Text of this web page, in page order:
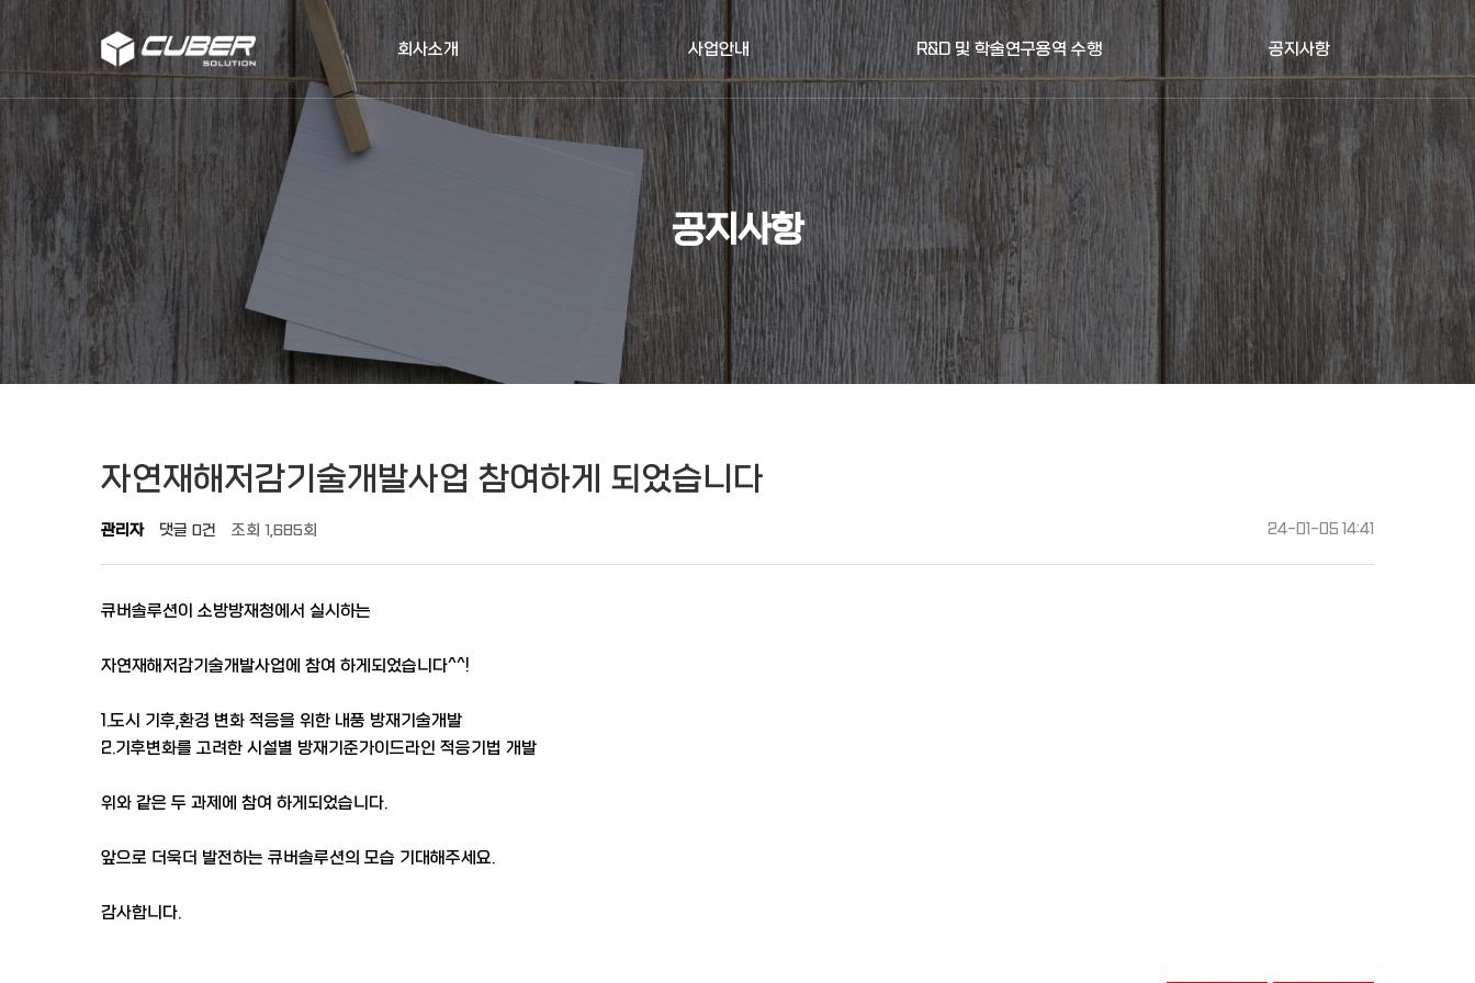
회사소개 사업안내 R&D 및 학술연구용역 수행 공지사항
공지사항
자연재해저감기술개발사업 참여하게 되었습니다
관리자 댓글 0건 조회 1,685회 24-01-05 14:41
큐버솔루션이 소방방재청에서 실시하는
자연재해저감기술개발사업에 참여 하게되었습니다^^!
1.도시 기후,환경 변화 적응을 위한 내풍 방재기술개발
2.기후변화를 고려한 시설별 방재기준가이드라인 적응기법 개발
위와 같은 두 과제에 참여 하게되었습니다.
앞으로 더욱더 발전하는 큐버솔루션의 모습 기대해주세요.
감사합니다.